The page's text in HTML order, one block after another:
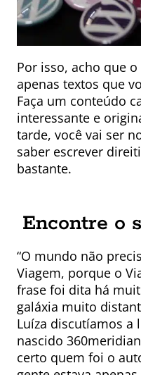
Por isso, acho que
apenas textos que
Faça um conteúdo
interessante e
tarde, você vai ser
saber escrever
bastante.
Encontre o
“O mundo não
Viagem, porque o
frase foi dita há
galáxia muito
Luíza discutíamos a
nascido
certo quem foi o